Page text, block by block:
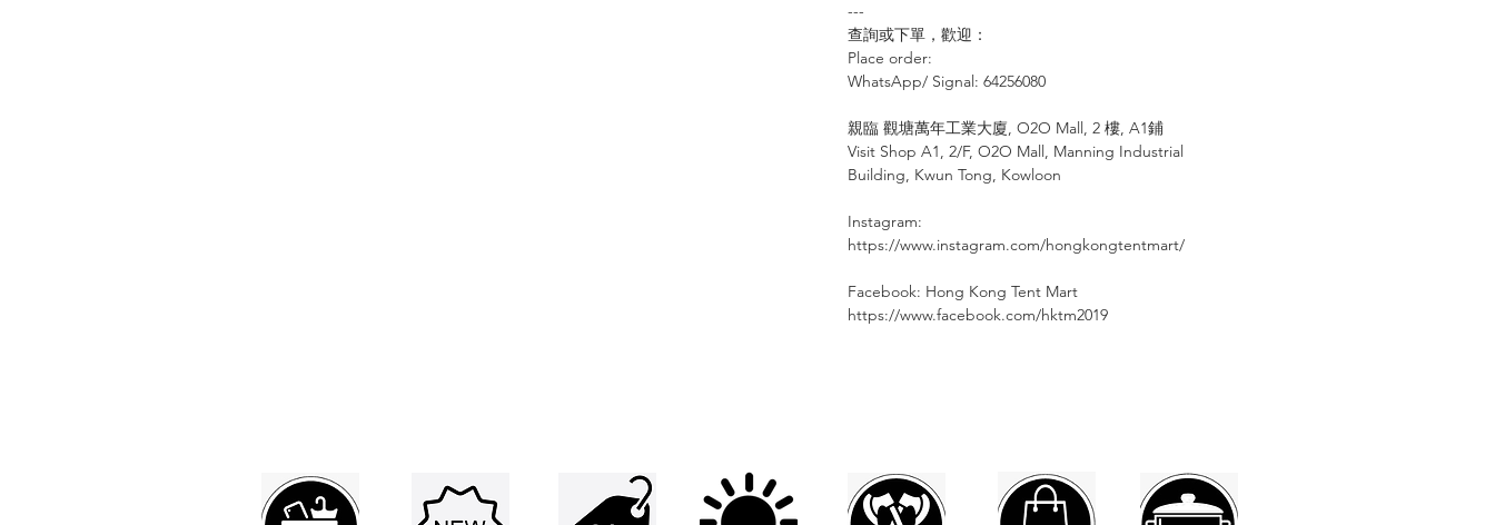
---
查詢或下單，歡迎：
Place order:
WhatsApp/ Signal: 64256080
親臨 觀塘萬年工業大廈, O2O Mall, 2 樓, A1鋪
Visit Shop A1, 2/F, O2O Mall, Manning Industrial
Building, Kwun Tong, Kowloon
Instagram:
https://www.instagram.com/hongkongtentmart/
Facebook: Hong Kong Tent Mart
https://www.facebook.com/hktm2019